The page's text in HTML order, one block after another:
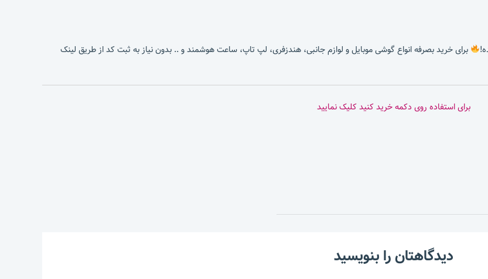
برای خرید بصرفه انواع گوشی موبایل و لوازم جانبی، هندزفری، لپ تاپ، ساعت هوشمند و .. بدون نیاز به ثبت کد از طریق لینک
برای استفاده روی دکمه خرید کنید کلیک نمایید
دیدگاهتان را بنویسید